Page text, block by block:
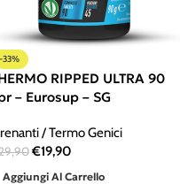
-33%
RIPPED ULTRA 90
– Eurosup – SG
/ Termo Genici
€19,90
Aggiungi Al Carrello